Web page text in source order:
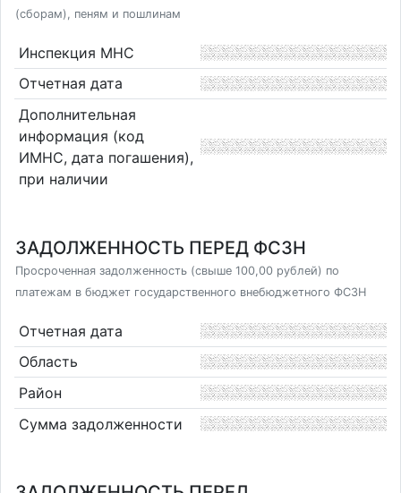
(сборам), пеням и пошлинам
Инспекция МНС
Отчетная дата
Дополнительная
информация (код
ИМНС, дата погашения),
при наличии
ЗАДОЛЖЕННОСТЬ ПЕРЕД ФСЗН
Просроченная задолженность (свыше 100,00 рублей) по
платежам в бюджет государственного внебюджетного ФСЗН
Отчетная дата
Область
Район
Сумма задолженности